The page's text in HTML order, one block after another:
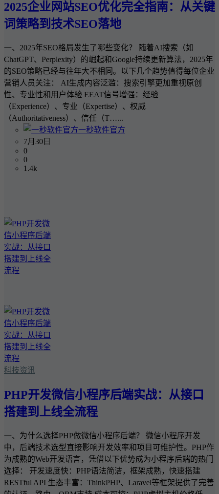
2025企业网站SEO优化完全指南：从关键
词策略到技术SEO落地
一、2025年SEO格局发生了哪些变化？ 随着AI搜索（如
ChatGPT、Perplexity）的崛起和Google持续更新算法，2025年
的SEO策略已经与往年大不相同。以下几个趋势值得每位企业
营销人员关注： AI生成内容泛滥：搜索引擎更加重视原创
性、专业性和用户体验 EEAT信号增强：经验
（Experience）、专业（Expertise）、权威
（Authoritativeness）、信任（T…...
一秒软件官方
7月30日
0
0
1.4k
科技资讯
PHP开发微信小程序后端实战：从接口
搭建到上线全流程
一、为什么选择PHP做微信小程序后端？ 微信小程序开发
中，后端技术选型直接影响开发效率和项目可维护性。PHP作
为成熟的Web开发语言，凭借以下优势成为小程序后端的热门
选择： 开发速度快：PHP语法简洁，框架成熟，快速搭建
RESTful API 生态丰富：ThinkPHP、Laravel等框架提供了完善